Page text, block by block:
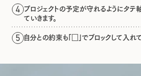
4 プロジェクトの予定が守れるようにタテ
ていきます。
5 自分との約束も「□」でブロックして入れ